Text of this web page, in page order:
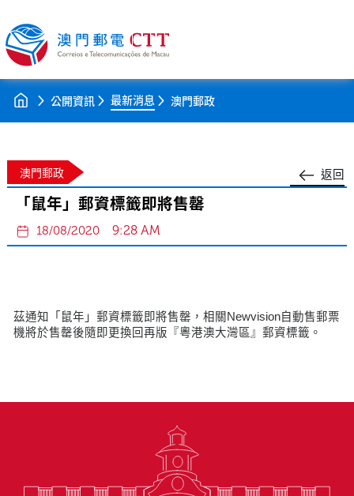
公開資訊 最新消息 澳門郵政
返回
澳門郵政
「鼠年」郵資標籤即將售罄
18/08/2020 9:28 AM
茲通知「鼠年」郵資標籤即將售罄，相關Newvision自動售郵票
機將於售罄後隨即更換回再版『粵港澳大灣區』郵資標籤。